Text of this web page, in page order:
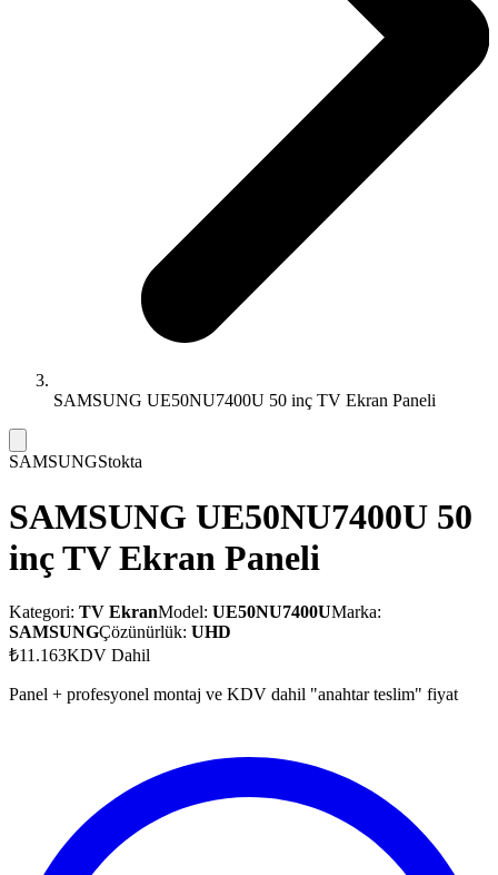
SAMSUNG UE50NU7400U 50 inç TV Ekran Paneli
SAMSUNGStokta
SAMSUNG UE50NU7400U 50
inç TV Ekran Paneli
Kategori: TV EkranModel: UE50NU7400UMarka:
SAMSUNGÇözünürlük: UHD
₺11.163KDV Dahil
Panel + profesyonel montaj ve KDV dahil "anahtar teslim" fiyat